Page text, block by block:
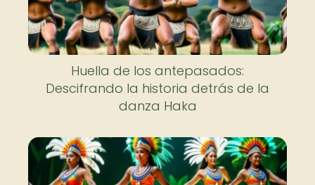
Huella de los antepasados:
Descifrando la historia detrás de la
danza Haka